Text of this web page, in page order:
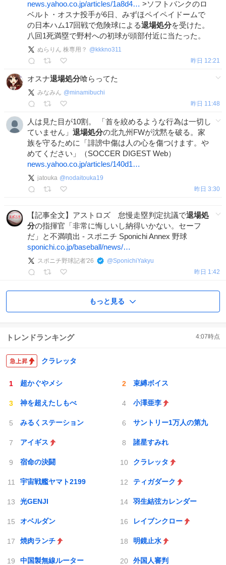
news.yahoo.co.jp/articles/1a8d4… >ソフトバンクのロ
ベルト・オスナ投手が6日、みずほペイペイドームで
の日本ハム17回戦で危険球による退場処分を受けた。
八回1死満塁で野村への初球が頭部付近に当たった。
ぬらりん 株専用？ @ kkkno311
昨日 12:21
オスナ退場処分喰らってた
みなみん @minamibuchi
昨日 11:48
人は見た目が10割。 「首を絞めるような行為は一切し
ていません」 退場処分の北九州FWが沈黙を破る。家
族を守るために「誹謗中傷は人の心を傷つけます。や
めてください」（SOCCER DIGEST Web）
news.yahoo.co.jp/articles/140d1…
jatouka @nodaitouka19
昨日 3:30
【記事全文】アストロズ 怠慢走塁判定抗議で退場処
分の指揮官「非常に悔しいし納得いかない。セーフ
だ」と不満噴出 - スポニチ Sponichi Annex 野球
sponichi.co.jp/baseball/news/…
スポニチ野球記者'26 @SponichiYakyu
昨日 1:42
もっと見る
トレンドランキング 4:07時点
クラレッタ
超かぐやメシ 束縛ボイス
神を超えたしもべ 小澤亜李
みるくステーション サントリー1万人の第九
アイギス 諸星すみれ
宿命の決闘 クラレッタ
宇宙戦艦ヤマト2199 ティガダーク
光GENJI 羽生結弦カレンダー
オベルダン レイブンクロー
焼肉ランチ 明鏡止水
中国製無線ルーター 外国人審判